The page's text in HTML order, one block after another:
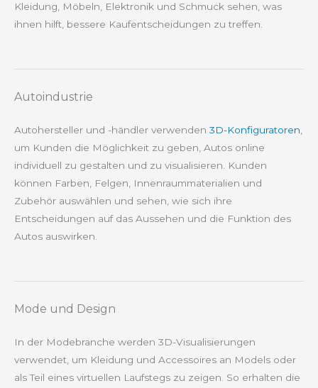
Kleidung, Möbeln, Elektronik und Schmuck sehen, was
ihnen hilft, bessere Kaufentscheidungen zu treffen.
Autoindustrie
Autohersteller und -händler verwenden 3D-Konfiguratoren,
um Kunden die Möglichkeit zu geben, Autos online
individuell zu gestalten und zu visualisieren. Kunden
können Farben, Felgen, Innenraummaterialien und
Zubehör auswählen und sehen, wie sich ihre
Entscheidungen auf das Aussehen und die Funktion des
Autos auswirken.
Mode und Design
In der Modebranche werden 3D-Visualisierungen
verwendet, um Kleidung und Accessoires an Models oder
als Teil eines virtuellen Laufstegs zu zeigen. So erhalten die